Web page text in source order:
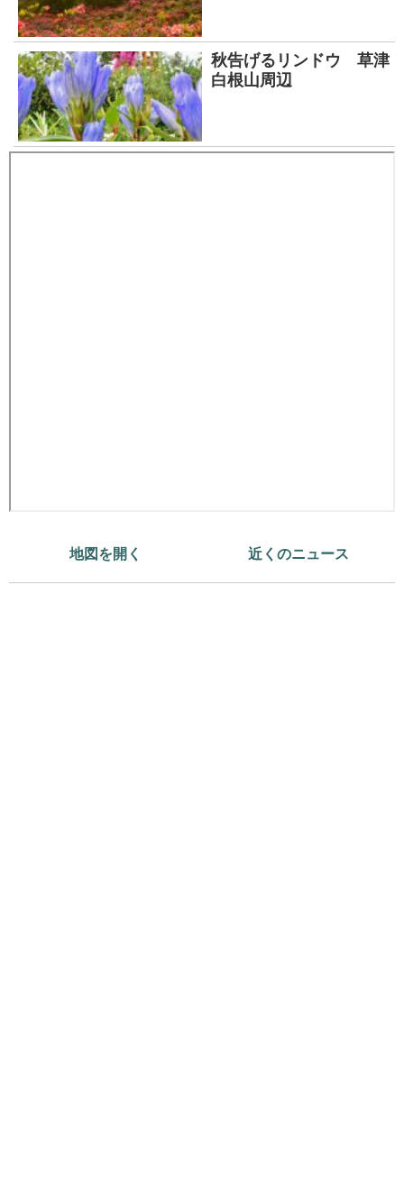
秋告げるリンドウ 草津
白根山周辺
地図を開く 近くのニュース